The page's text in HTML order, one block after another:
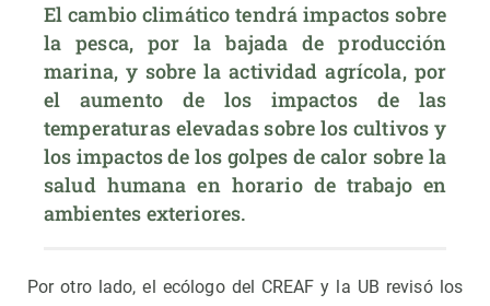
El cambio climático tendrá impactos sobre
la pesca, por la bajada de producción
marina, y sobre la actividad agrícola, por
el aumento de los impactos de las
temperaturas elevadas sobre los cultivos y
los impactos de los golpes de calor sobre la
salud humana en horario de trabajo en
ambientes exteriores.
Por otro lado, el ecólogo del CREAF y la UB revisó los